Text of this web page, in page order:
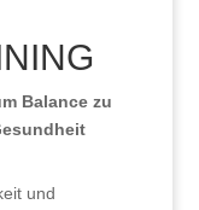
Balance zu
und